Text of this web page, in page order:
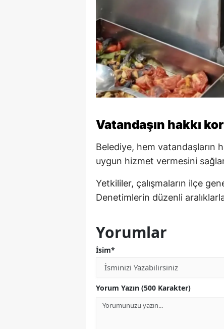
Vatandaşın hakkı
Belediye, hem vatandaşların
uygun hizmet vermesini
Yetkililer, çalışmaların ilçe
Denetimlerin düzenli
Yorumlar
İsim*
Yorum Yazın (500 Karakter)